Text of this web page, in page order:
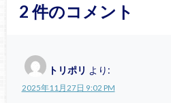
2件のコメント
トリポリ より:
2025年11月27日 9:02 PM